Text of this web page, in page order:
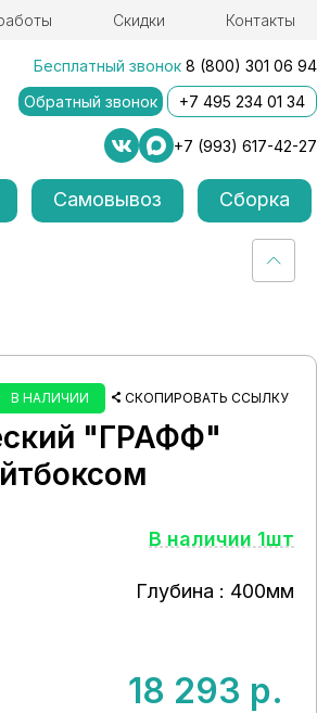
Скидки Контакты
Бесплатный звонок 8 (800) 301 06 94
Обратный звонок
+7 495 234 01 34
+7 (993) 617-42-27
Самовывоз Сборка
В НАЛИЧИИ СКОПИРОВАТЬ ССЫЛКУ
"ГРАФФ"
В наличии 1шт
Глубина : 400мм
18 293 р.